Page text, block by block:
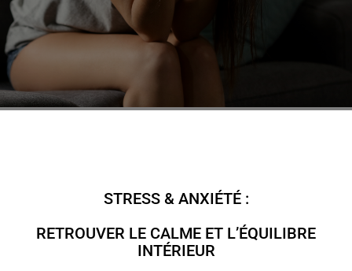
STRESS & ANXIÉTÉ :
RETROUVER LE CALME ET L’ÉQUILIBRE
INTÉRIEUR